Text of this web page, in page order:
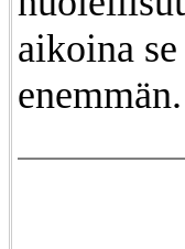
aikoina
enemmän.